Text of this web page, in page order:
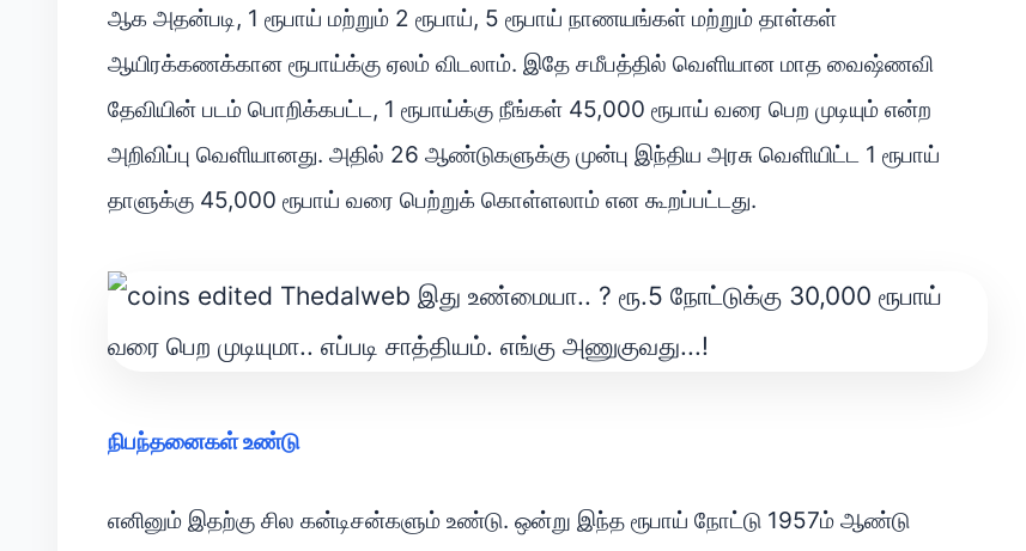
ஆக அதன்படி, 1 ரூபாய் மற்றும் 2 ரூபாய், 5 ரூபாய் நாணயங்கள் மற்றும் தாள்கள்
ஆயிரக்கணக்கான ரூபாய்க்கு ஏலம் விடலாம். இதே சமீபத்தில் வெளியான மாத வைஷ்ணவி
தேவியின் படம் பொறிக்கபட்ட, 1 ரூபாய்க்கு நீங்கள் 45,000 ரூபாய் வரை பெற முடியும் என்ற
அறிவிப்பு வெளியானது. அதில் 26 ஆண்டுகளுக்கு முன்பு இந்திய அரசு வெளியிட்ட 1 ரூபாய்
தாளுக்கு 45,000 ரூபாய் வரை பெற்றுக் கொள்ளலாம் என கூறப்பட்டது.
நிபந்தனைகள் உண்டு
எனினும் இதற்கு சில கன்டிசன்களும் உண்டு. ஒன்று இந்த ரூபாய் நோட்டு 1957ம் ஆண்டு